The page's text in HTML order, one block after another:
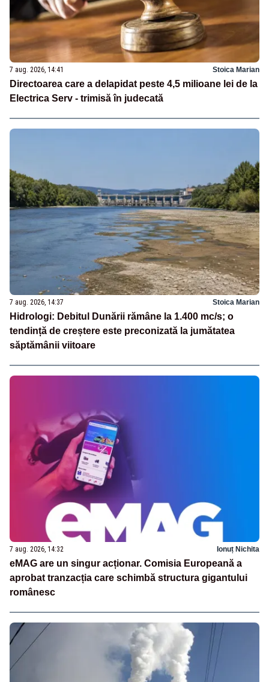
7 aug. 2026, 14:41 Stoica Marian
Directoarea care a delapidat peste 4,5 milioane lei de la
Electrica Serv - trimisă în judecată
7 aug. 2026, 14:37 Stoica Marian
Hidrologi: Debitul Dunării rămâne la 1.400 mc/s; o
tendință de creștere este preconizată la jumătatea
săptămânii viitoare
7 aug. 2026, 14:32 Ionuț Nichita
eMAG are un singur acționar. Comisia Europeană a
aprobat tranzacția care schimbă structura gigantului
românesc